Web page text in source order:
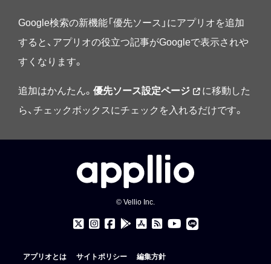
Google検索の新機能「優先ソース」にアプリオを追加
すると、アプリオの役立つ記事がGoogleで表示されや
すくなります。
追加はかんたん。 優先ソース設定ページ
に移動した
ら、チェックボックスにチェックを入れるだけです。
© Vellio Inc.
アプリオとは サイトポリシー 編集方針